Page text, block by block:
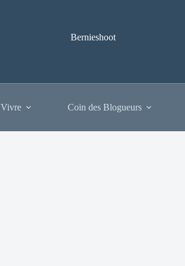
Bernieshoot
Coin des Blogueurs